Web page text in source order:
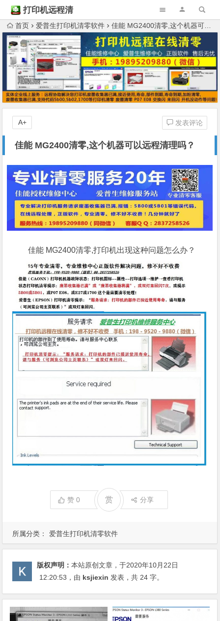
打印机远程清
零首页 爱普生打印机清零软件 佳能 MG2400清零,这个机器可以远程清理吗？
佳能 MG2400清零,这个机器可以远程清理吗？
发表评论
A+
所属分类： 爱普生打印机清零软件
佳能 MG2400清零,打印机出现这种问题怎么办？
赞0 赏 分享
版权声明：本站原创文章，于2020年10月22日
12:20:53 ，由 ksjiexin 发表，共 24 字。